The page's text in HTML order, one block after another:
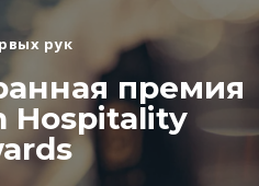
рук
премия
Hospitality